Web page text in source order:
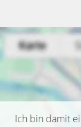
Ich bin damit